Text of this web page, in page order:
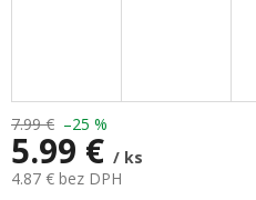
7.99 € –25 %
5.99 € / ks
4.87 € bez DPH